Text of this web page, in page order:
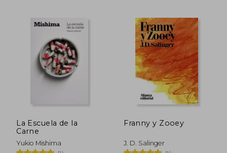
50%
dcto.
40%
dcto.
La Escuela de la
Carne
Yukio Mishima
Franny y Zooey
J. D. Salinger